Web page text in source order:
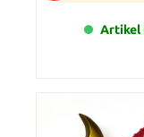
Artikel